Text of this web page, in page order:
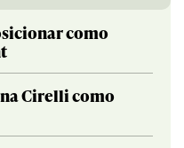
como
Cirelli como